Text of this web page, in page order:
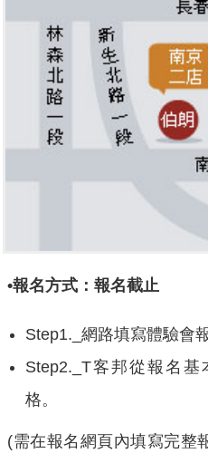
•報名方式：報名截止
Step1._網路填寫體驗會
Step2._T客邦從報名
格。
(需在報名網頁內填寫完整